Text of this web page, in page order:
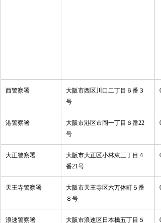
西警察署
大阪市西区川口二丁目６番３
号
港警察署
大阪市港区市岡一丁目６番22
号
大正警察署
大阪市大正区小林東三丁目４
番21号
天王寺警察署
大阪市天王寺区六万体町５番
８号
浪速警察署 大阪市浪速区日本橋五丁目５